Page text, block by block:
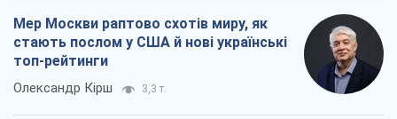
Мер Москви раптово схотів миру, як
стають послом у США й нові українські
топ-рейтинги
Олександр Кірш 3,3 т.